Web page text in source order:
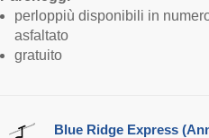
perloppiù disponibili in
asfaltato
gratuito
Blue Ridge Express